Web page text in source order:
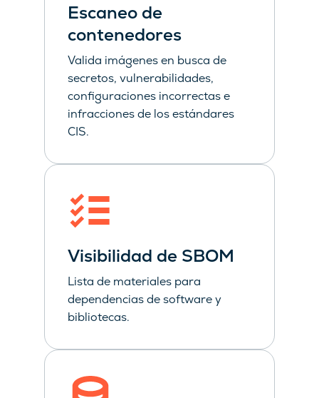
Escaneo de
contenedores
Valida imágenes en busca de
secretos, vulnerabilidades,
configuraciones incorrectas e
infracciones de los estándares
CIS.
Visibilidad de SBOM
Lista de materiales para
dependencias de software y
bibliotecas.